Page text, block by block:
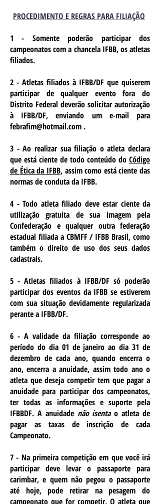
PROCEDIMENTO E REGRAS PARA FILIAÇÃO
1 - Somente poderão participar dos
campeonatos com a chancela IFBB, os atletas
filiados.
2 - Atletas filiados à IFBB/DF que quiserem
participar de qualquer evento fora do
Distrito Federal deverão solicitar autorização
à IFBB/DF, enviando um e-mail para
febrafim@hotmail.com .
3 - Ao realizar sua filiação o atleta declara
que está ciente de todo conteúdo do Código
de Ética da IFBB, assim como está ciente das
normas de conduta da IFBB.
4 - Todo atleta filiado deve estar ciente da
utilização gratuita de sua imagem pela
Confederação e qualquer outra federação
estadual filiada a CBMFF / IFBB Brasil, como
também o direito de uso dos seus dados
cadastrais.
5 - Atletas filiados à IFBB/DF só poderão
participar dos eventos da IFBB se estiverem
com sua situação devidamente regularizada
perante a IFBB/DF.
6 - A validade da filiação corresponde ao
período do dia 01 de janeiro ao dia 31 de
dezembro de cada ano, quando encerra o
ano, encerra a anuidade, assim todo ano o
atleta que deseja competir tem que pagar a
anuidade para participar dos campeonatos,
ter todas as informações e suporte pela
IFBBDF. A anuidade não isentao atleta de
pagar as taxas de inscrição de cada
Campeonato.
7 - Na primeira competição em que você irá
participar deve levar o passaporte para
carimbar, e quem não pegou o passaporte
até hoje, pode retirar na pesagem do
campeonato que for competir. O atleta que